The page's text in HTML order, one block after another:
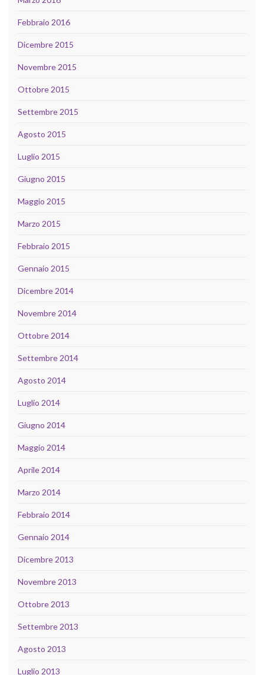
Febbraio 2016
Dicembre 2015
Novembre 2015
Ottobre 2015
Settembre 2015
Agosto 2015
Luglio 2015
Giugno 2015
Maggio 2015
Marzo 2015
Febbraio 2015
Gennaio 2015
Dicembre 2014
Novembre 2014
Ottobre 2014
Settembre 2014
Agosto 2014
Luglio 2014
Giugno 2014
Maggio 2014
Aprile 2014
Marzo 2014
Febbraio 2014
Gennaio 2014
Dicembre 2013
Novembre 2013
Ottobre 2013
Settembre 2013
Agosto 2013
Luglio 2013